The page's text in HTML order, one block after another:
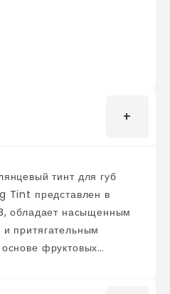
представлен в
обладает насыщенным
притягательным
фруктовых